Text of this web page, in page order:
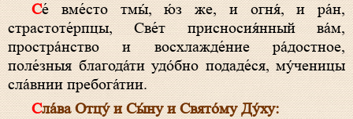
Се́ вме́сто тмы́, ю́з же, и огня́, и ра́н,
страстоте́рпцы, Све́т присносия́нный ва́м,
простра́нство и восхлажде́ние ра́достное,
поле́зныя благода́ти удо́бно подаде́ся, му́ченицы
сла́внии пребога́тии.
Сла́ва Отцу́ и Сы́ну и Свято́му Ду́ху: